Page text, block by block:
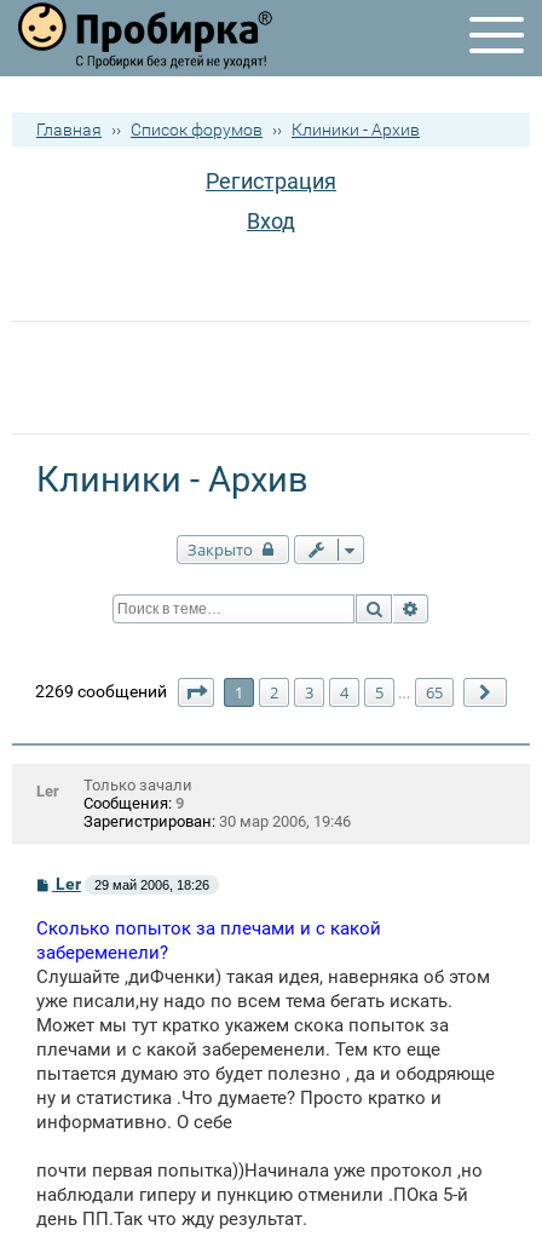
Главная ›› Список форумов ›› Клиники - Архив
Регистрация
Вход
Клиники - Архив
Закрыто
Поиск
2269 сообщений Страница из
1 2 3 4 5 … 65
Ler
Только зачали
Сообщения: 9
Зарегистрирован: 30 мар 2006, 19:46
С
б
щ
н
и
е
Ler 29 май 2006, 18:26
Сколько попыток за плечами и с какой
забеременели?
Слушайте ,диФченки) такая идея, наверняка об этом
уже писали,ну надо по всем тема бегать искать.
Может мы тут кратко укажем скока попыток за
плечами и с какой забеременели. Тем кто еще
пытается думаю это будет полезно , да и ободряюще
ну и статистика .Что думаете? Просто кратко и
информативно. О себе
почти первая попытка))Начинала уже протокол ,но
наблюдали гиперу и пункцию отменили .ПОка 5-й
день ПП.Так что жду результат.